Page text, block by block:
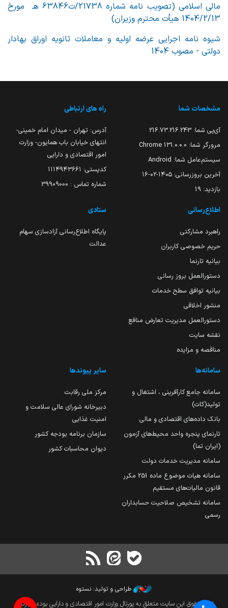
مالی اسلامی (تصویب نامه شماره 21738/ت63846 هـ مورخ
1404/2/13 هیأت محترم وزیران)
شیوه نامه اجرایی عرضه اولیه و معاملات ثانویه اوراق بهادار
دولتی - مصوب 1404
مشخصات شما
آی‌پی شما: 216.73.216.243
مرورگر شما: 131.0.0.0 Chrome
سیستم‌عامل شما: Android
آخرین بروزرسانی: ۱۴۰۵-۰۲-۱۶
بازدید: 19
راه های ارتباطی
آدرس: تهران - میدان امام خمینی-
انتهای خیابان باب همایون- وزارت
امور اقتصادی و دارایی
کدپستی: ۱۱۱۴۹۴۳۶۶۱
شماره تماس : 39909000
اطلاع‌رسانی
راهبرد مشارکتی
حریم خصوصی کاربران
بیانیه تارنما
دستورالعمل بروز رسانی
بیانیه توافق سطح خدمات
منشور اخلاقی
دستورالعمل مدیریت تعارض منافع
نقشه سایت
مناقصه و مزایده
ستادی
پایگاه اطلاع‌رسانی آزادسازی سهام
عدالت
سامانه‌ها
سامانه جامع کارآفرینی ، اشتغال و
تولید(کات)
بانک داده‌های اقتصادی و مالی
تارنمای پنجره واحد محیط‌های آزمون
(ایران تما)
سامانه مدیریت خدمات دولت
سامانه هیات موضوع ماده 251 مکرر
قانون مالیات‌های مستقیم
سامانه تشخیص صلاحیت حسابداران
رسمی
سایر پیوندها
مرکز ملی رقابت
دبیرخانه شورای عالی سلامت و
امنیت غذایی
سازمان برنامه بودجه کشور
دیوان محاسبات کشور
طراحی و تولید: نستوه
تمام حقوق این سایت متعلق به پورتال وزارت امور اقتصادی و دارایی بوده و بازنشر